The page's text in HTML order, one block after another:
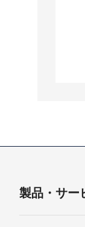
製品・サー